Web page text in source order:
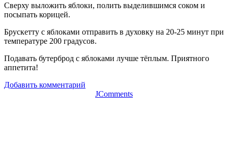
Сверху выложить яблоки, полить выделившимся соком и
посыпать корицей.
Брускетту с яблоками отправить в духовку на 20-25 минут при
температуре 200 градусов.
Подавать бутерброд с яблоками лучше тёплым. Приятного
аппетита!
Добавить комментарий
JComments